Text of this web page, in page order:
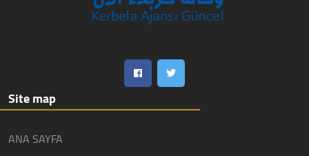
Site map
ANA SAYFA